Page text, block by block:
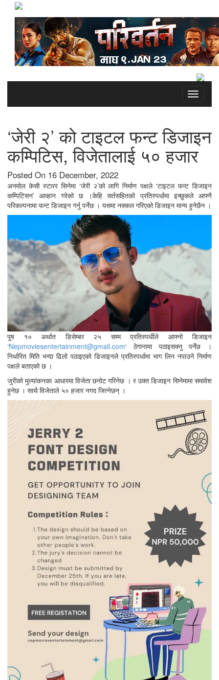
Toggle
‘जेरी २’ को टाइटल फन्ट डिजाइन
कम्पिटिस, विजेतालाई ५० हजार
Posted On 16 December, 2022
अनमोल केसी स्टारर सिनेमा ‘जेरी २’को लागि निर्माण पक्षले ‘टाइटल फन्ट डिजाइन
कम्पिटिसन’ आव्हान गरेको छ ।केहि सर्तसहितको प्रतिस्पर्धामा इच्छुकले आफ्नै
परिकल्पनामा फन्ट डिजाइन गर्नु पर्नेछ । यसमा नक्कल गरिएको डिजाइन मान्य हुनेछैन ।
पुष १० अर्थात डिसेम्बर २५ सम्म प्रतिस्पर्धीले आफ्नो डिजाइन
‘Nepmoviesentertainment@gmail.com‘ ठेगानामा पठाइसक्नु पर्नेछ ।
निर्धारित मिति भन्दा ढिलो पठाइएको डिजाइनले प्रतिस्पर्धामा भाग लिन नपाउने निर्माण
पक्षले बताएको छ ।
जुरीको मुल्यांकनका आधारमा विजेता छनोट गरिनेछ । र उक्त डिजाइन सिनेमामा समावेश
हुनेछ । साथै विजेताले ५० हजार नगद जित्नेछन् ।